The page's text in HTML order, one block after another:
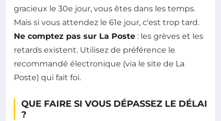
gracieux le 30e jour, vous êtes dans les temps.
Mais si vous attendez le 61e jour, c'est trop tard.
Ne comptez pas sur La Poste : les grèves et les
retards existent. Utilisez de préférence le
recommandé électronique (via le site de La
Poste) qui fait foi.
QUE FAIRE SI VOUS DÉPASSEZ LE DÉLAI
?